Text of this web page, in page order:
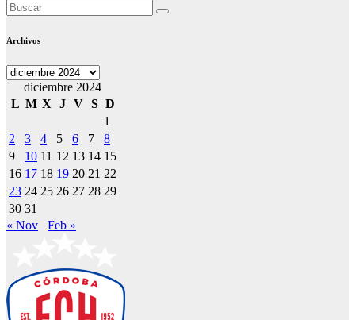
Archivos
Archivos
diciembre 2024
L M X J V S D
1
2
3 4 5 6 7
8
9
10 11 12 13 14 15
16 17 18 19 20 21 22
23 24 25 26 27 28 29
30 31
« Nov
Feb »